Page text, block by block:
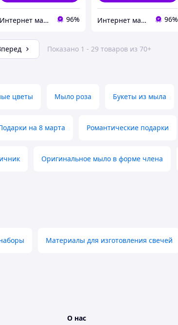
Интернет магазин "Нужные покупки" 96% Интернет магазин "Нужные покупки" 96%
Показано 1 - 29 товаров из 70+
цветы Мыло роза Букеты из мыла
на 8 марта Романтические подарки
Оригинальное мыло в форме члена
Материалы для изготовления свечей
О нас